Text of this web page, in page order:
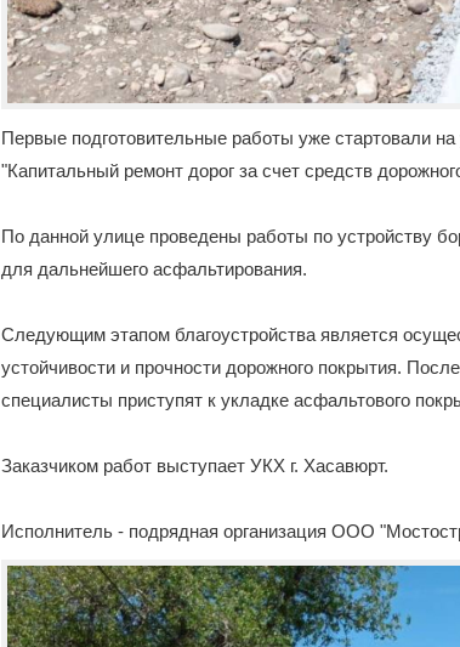
Первые подготовительные работы уже стартовали
"Капитальный ремонт дорог за счет средств
По данной улице проведены работы по устройству
для дальнейшего асфальтирования.
Следующим этапом благоустройства является
устойчивости и прочности дорожного покрытия.
специалисты приступят к укладке асфальтового
Заказчиком работ выступает УКХ г. Хасавюрт.
Исполнитель - подрядная организация ООО